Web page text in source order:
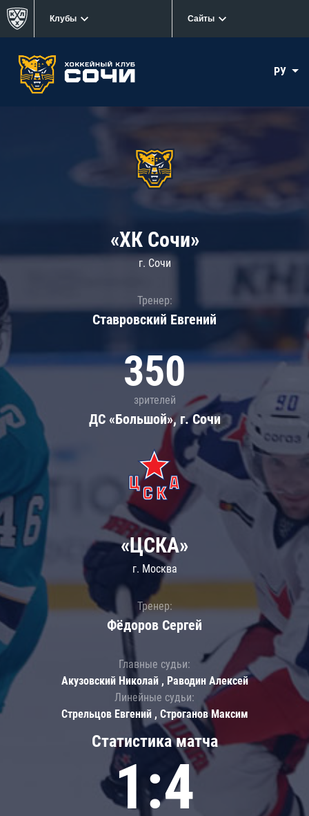
Клубы Сайты
РУ
«ХК Сочи»
г. Сочи
Тренер:
Ставровский Евгений
350
зрителей
ДС «Большой», г. Сочи
Статистика матча
1:4
«ЦСКА»
г. Москва
Тренер:
Фёдоров Сергей
Главные судьи:
Акузовский Николай , Раводин Алексей
Линейные судьи:
Стрельцов Евгений , Строганов Максим